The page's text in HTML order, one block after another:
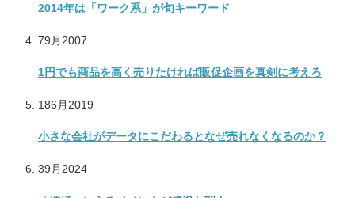
2014年は「ワーク系」が旬キーワード
79月 2007
1円でも商品を高く売りたければ販促企画を真剣に考えろ
186月 2019
小さな会社がデータにこだわるとなぜ売れなくなるのか？
39月 2024